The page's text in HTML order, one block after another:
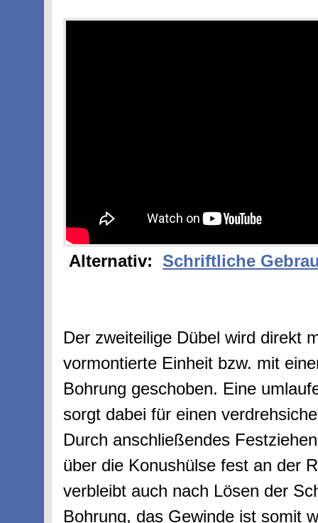
Alternativ: Schriftliche
Der zweiteilige Dübel wird direkt
vormontierte Einheit bzw. mit
Bohrung geschoben. Eine
sorgt dabei für einen
Durch anschließendes
über die Konushülse fest an der
verbleibt auch nach Lösen der
Bohrung, das Gewinde ist somit